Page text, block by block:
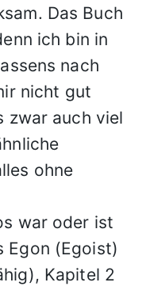
Das Buch
ich bin in
nach
nicht gut
zwar auch viel
ohne
war oder ist
Egon (Egoist)
Kapitel 2